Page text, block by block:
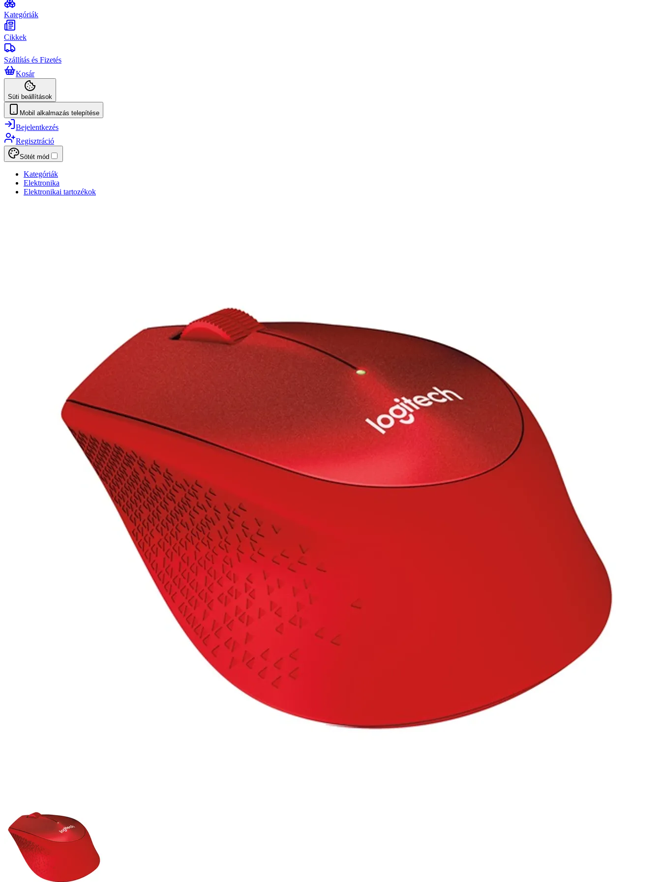
Kategóriák
Cikkek
Szállítás és Fizetés
Kosár
Süti beállítások
Mobil alkalmazás telepítése
Bejelentkezés
Regisztráció
Sötét mód
Kategóriák
Elektronika
Elektronikai tartozékok